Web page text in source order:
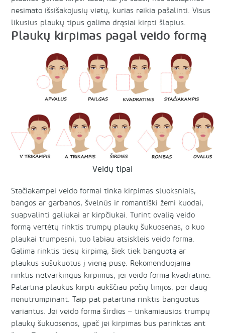
nesimato išsišakojusių vietų, kurias reikia pašalinti. Visus
likusius plaukų tipus galima drąsiai kirpti šlapius.
Plaukų kirpimas pagal veido formą
Veidų tipai
Stačiakampei veido formai tinka kirpimas sluoksniais,
bangos ar garbanos, švelnūs ir romantiški žemi kuodai,
suapvalinti galiukai ar kirpčiukai. Turint ovalią veido
formą vertėtų rinktis trumpų plaukų šukuosenas, o kuo
plaukai trumpesni, tuo labiau atsiskleis veido forma.
Galima rinktis tiesų kirpimą, šiek tiek banguotą ar
plaukus sušukuotus į vieną pusę. Rekomenduojama
rinktis netvarkingus kirpimus, jei veido forma kvadratinė.
Patartina plaukus kirpti aukščiau pečių linijos, per daug
nenutrumpinant. Taip pat patartina rinktis banguotus
variantus. Jei veido forma širdies – tinkamiausios trumpų
plaukų šukuosenos, ypač jei kirpimas bus parinktas ant